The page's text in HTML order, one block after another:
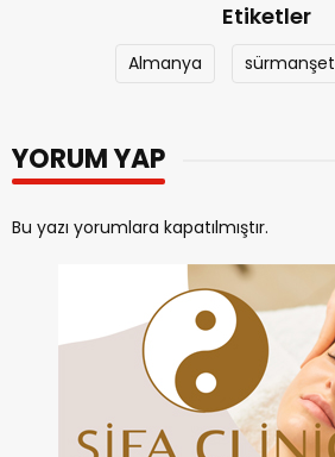
Etiketler
Almanya sürmanşet
YORUM YAP
Bu yazı yorumlara kapatılmıştır.